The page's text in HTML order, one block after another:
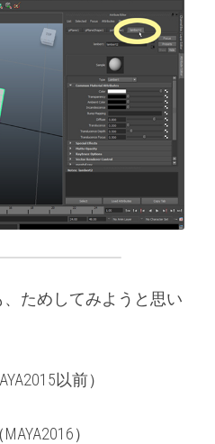
ためしてみようと思い
以前）
）